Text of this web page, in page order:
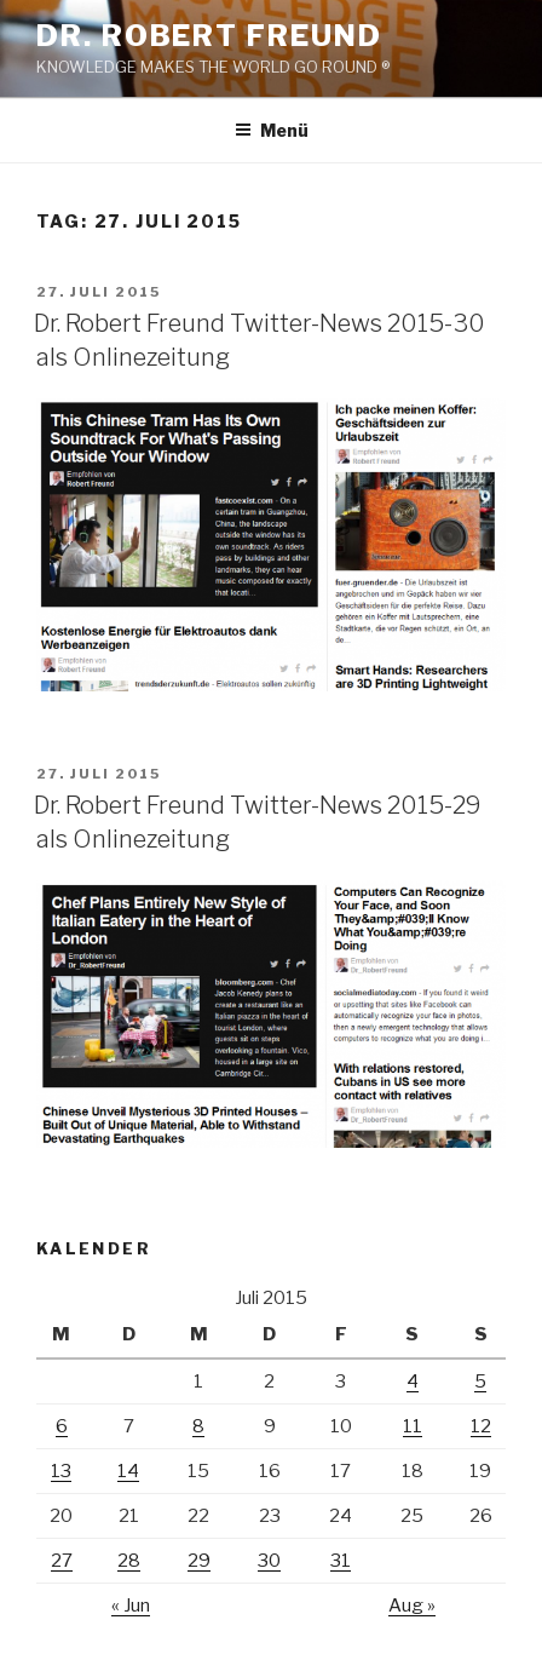
Zum
Inhalt
springen
DR. ROBERT FREUND
KNOWLEDGE MAKES THE WORLD GO ROUND ®
Menü
TAG: 27. JULI 2015
VERÖFFENTLICHT
AM
27. JULI 2015
Dr. Robert Freund Twitter-News 2015-30
als Onlinezeitung
VERÖFFENTLICHT
AM
27. JULI 2015
Dr. Robert Freund Twitter-News 2015-29
als Onlinezeitung
KALENDER
Juli 2015
M
D M D F S S
1 2 3 4 5
6 7 8 9 10 11 12
13 14 15 16 17 18 19
20 21 22 23 24 25 26
27 28 29 30 31
« Jun Aug »